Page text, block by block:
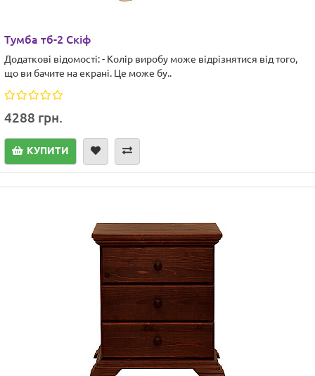
Тумба тб-2 Скіф
Додаткові відомості: - Колір виробу може відрізнятися від того,
що ви бачите на екрані. Це може бу..
4288 грн.
КУПИТИ